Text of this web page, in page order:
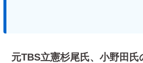
元TBS立憲杉尾氏、小野田氏